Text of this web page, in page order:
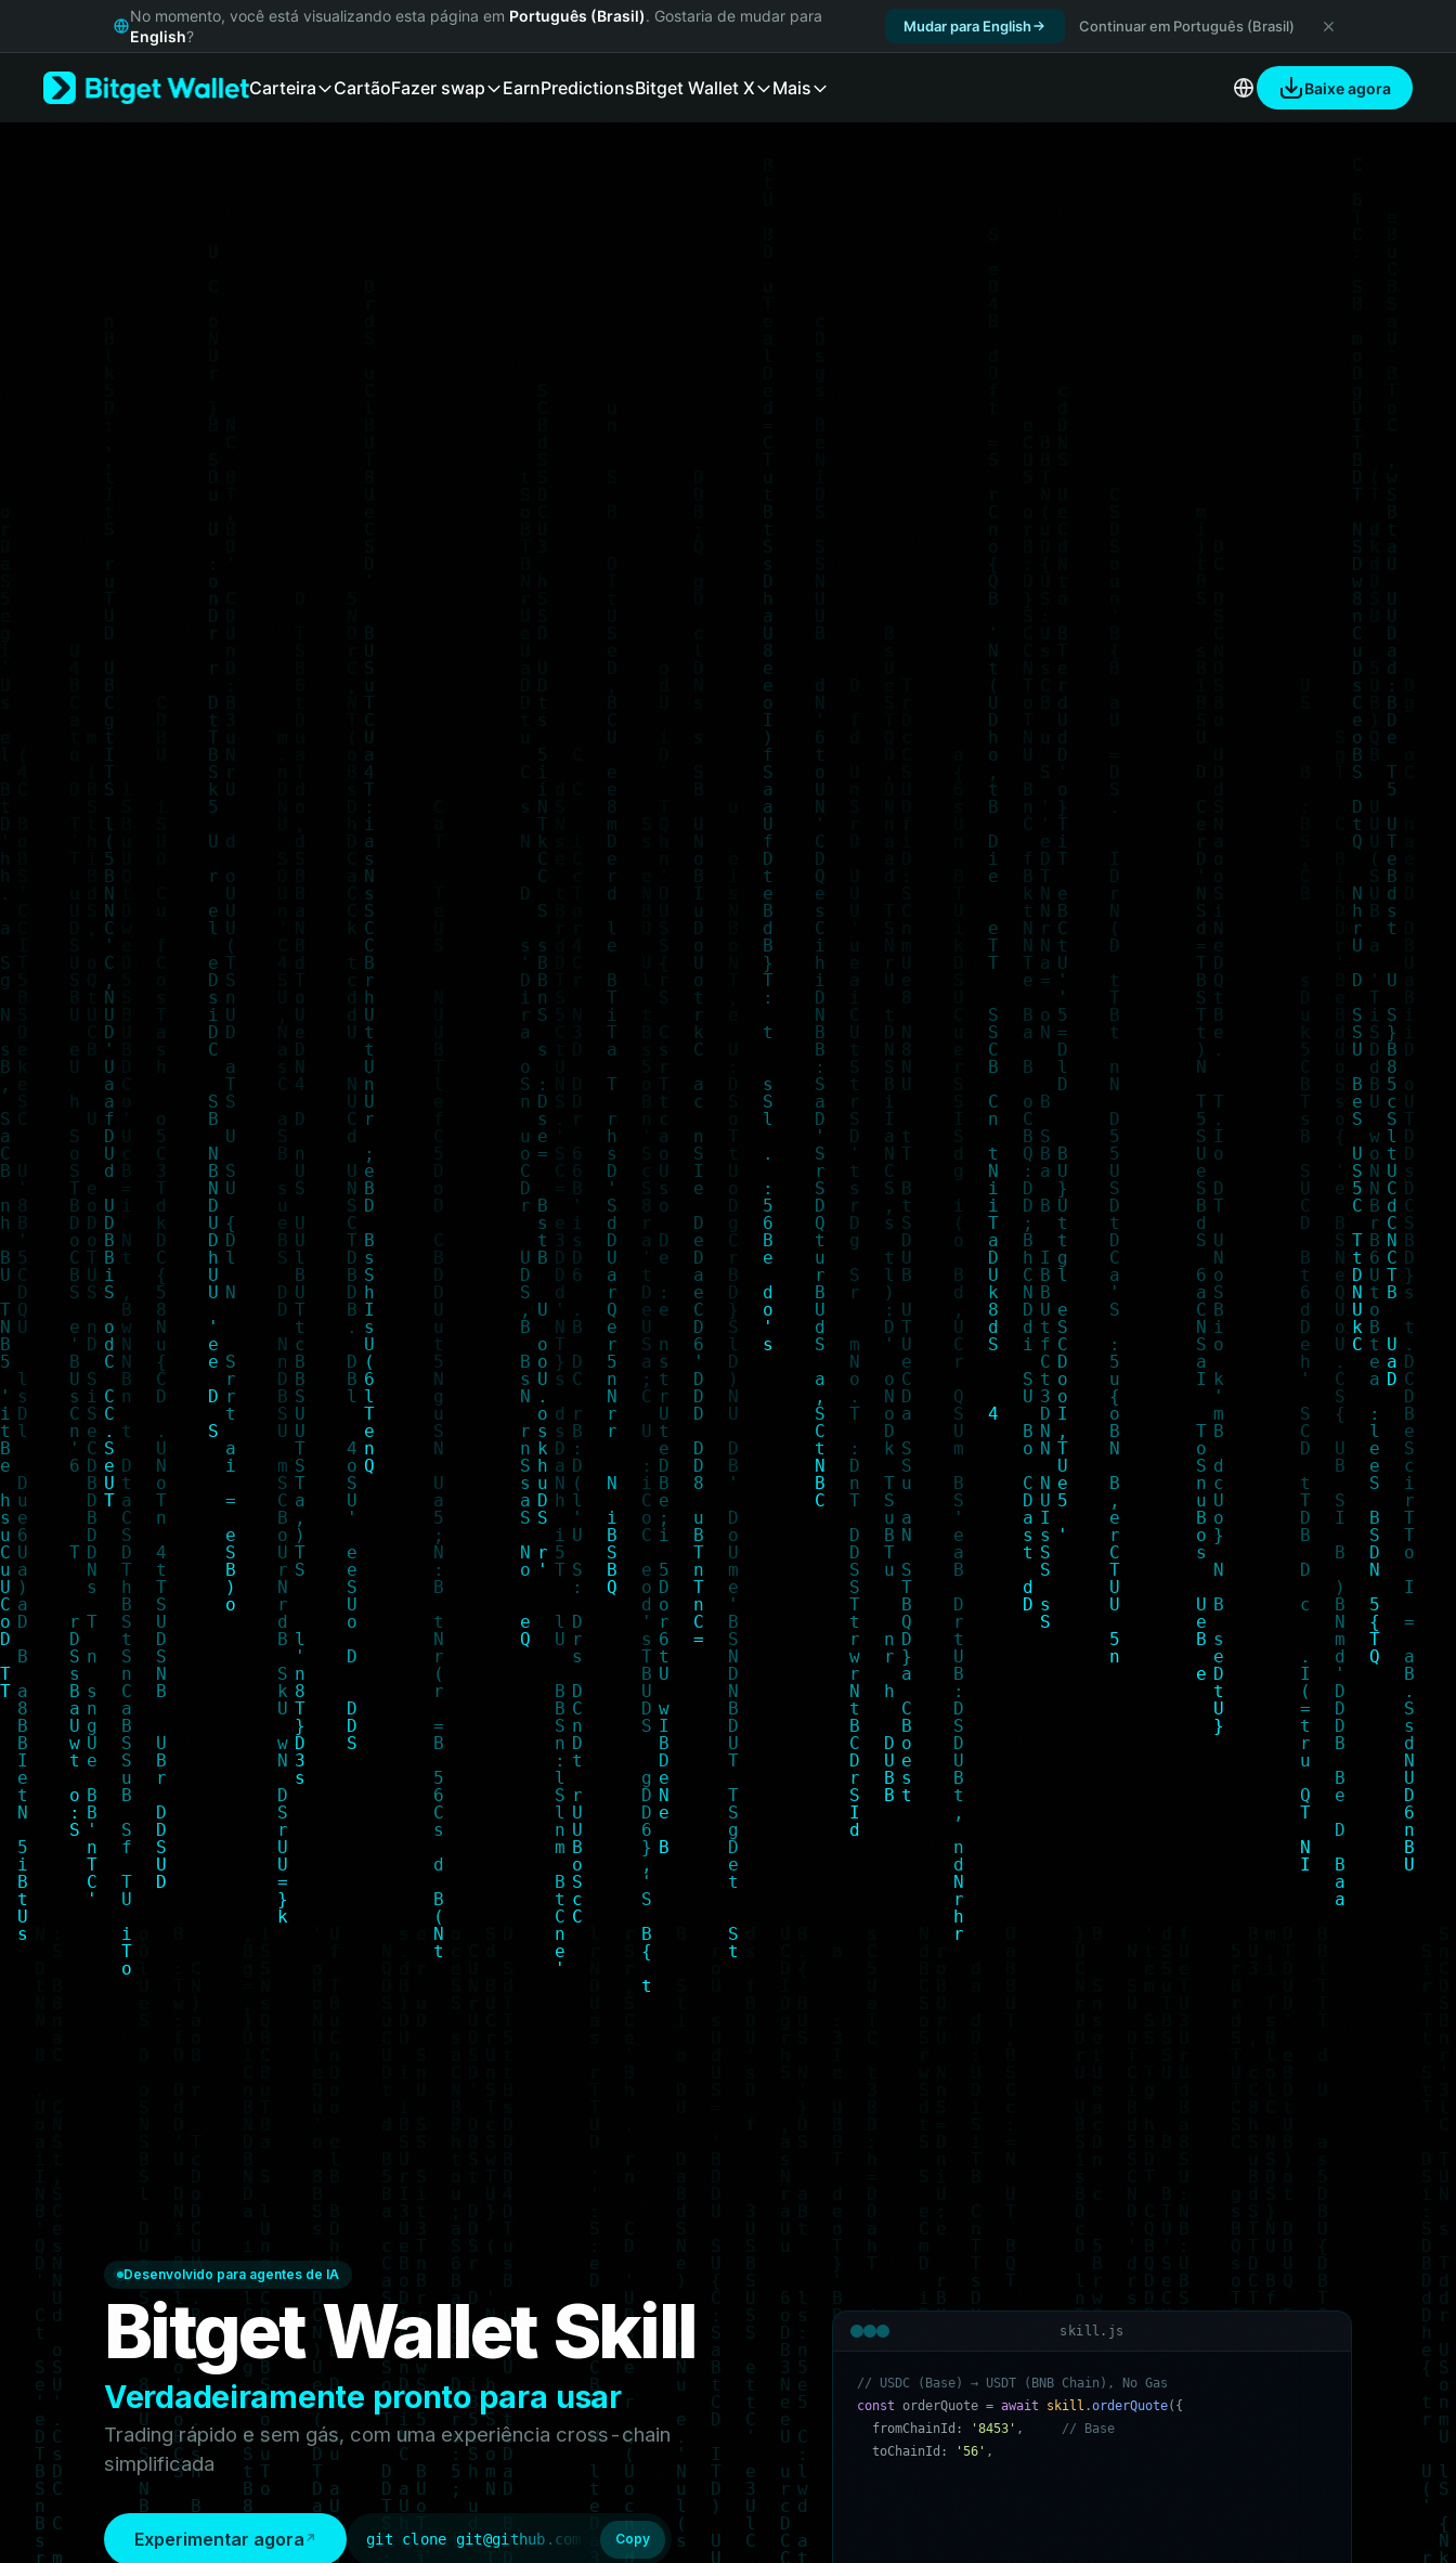
Русский
No momento, você está visualizando esta página em Português (Brasil). Gostaria de mudar para
English?
Mudar para English Continuar em Português (Brasil)
Carteira CartãoFazer swap EarnPredictionsBitget Wallet X Mais Baixe agora
· Agent Economy Hackathon
Desenvolvido para agentes de IA
Bitget Wallet Skill
Verdadeiramente pronto para usar
Trading rápido e sem gás, com uma experiência cross-chain
simplificada
skill.js
// USDC ( Base) → USDT ( BNB Chain ) , No Gas
const orderQuote = await s kill .orderQuote( {
fromChainId : '8453 ' , // Base
toChainId : '56 ' ,
Experimentar agora git clone git@github.com:bitget-wallet-ai-lab/bitget-wallet-skill.git
Copy